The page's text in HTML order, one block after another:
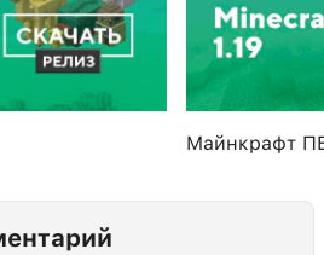
Майнкрафт